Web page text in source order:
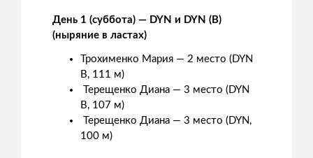
День 1 (суббота) — DYN и DYN (B)
(ныряние в ластах)
Трохименко Мария — 2 место (DYN
B, 111 м)
Терещенко Диана — 3 место (DYN
B, 107 м)
Терещенко Диана — 3 место (DYN,
100 м)